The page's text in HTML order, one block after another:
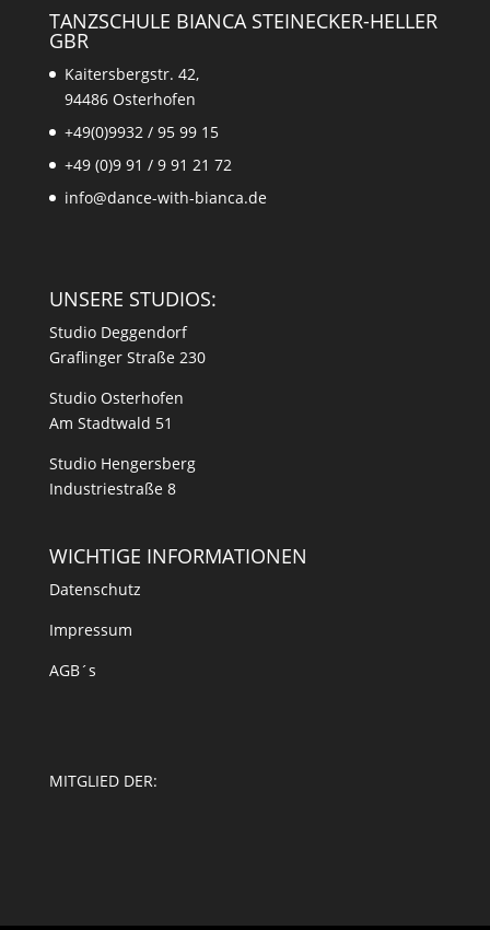
TANZSCHULE BIANCA STEINECKER-HELLER
GBR
Kaitersbergstr. 42,
94486 Osterhofen
+49(0)9932 / 95 99 15
+49 (0)9 91 / 9 91 21 72
info@dance-with-bianca.de
UNSERE STUDIOS:
Studio Deggendorf
Graflinger Straße 230
Studio Osterhofen
Am Stadtwald 51
Studio Hengersberg
Industriestraße 8
WICHTIGE INFORMATIONEN
Datenschutz
Impressum
AGB´s
MITGLIED DER: